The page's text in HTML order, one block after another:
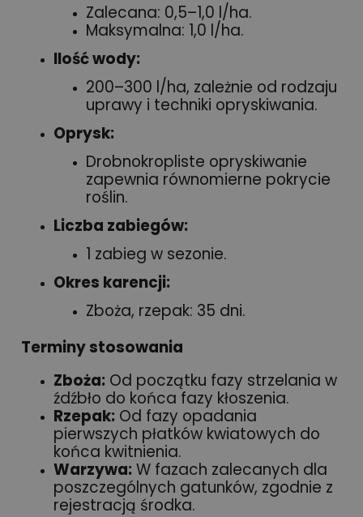
Zalecana: 0,5–1,0 l/ha.
Maksymalna: 1,0 l/ha.
Ilość wody:
200–300 l/ha, zależnie od rodzaju
uprawy i techniki opryskiwania.
Oprysk:
Drobnokropliste opryskiwanie
zapewnia równomierne pokrycie
roślin.
Liczba zabiegów:
1 zabieg w sezonie.
Okres karencji:
Zboża, rzepak: 35 dni.
Terminy stosowania
Zboża: Od początku fazy strzelania w
źdźbło do końca fazy kłoszenia.
Rzepak: Od fazy opadania
pierwszych płatków kwiatowych do
końca kwitnienia.
Warzywa:W fazach zalecanych dla
poszczególnych gatunków, zgodnie z
rejestracją środka.